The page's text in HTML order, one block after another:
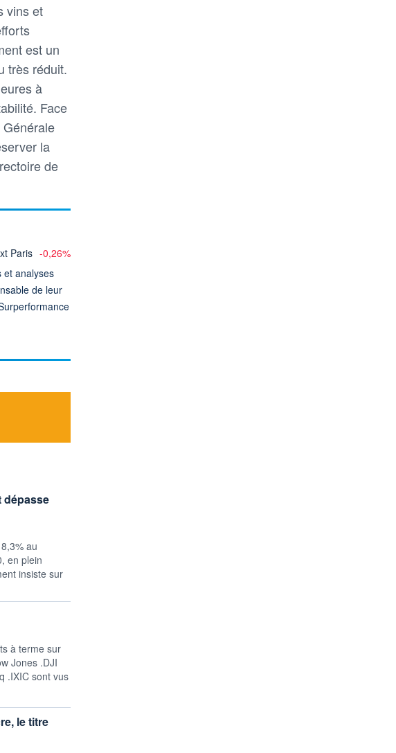
vins et
est un
très réduit.
à
Face
la
de
Paris -0,26%
et analyses
de leur
dépasse
au
en plein
insiste sur
à terme sur
Jones .DJI
.IXIC sont vus
le titre